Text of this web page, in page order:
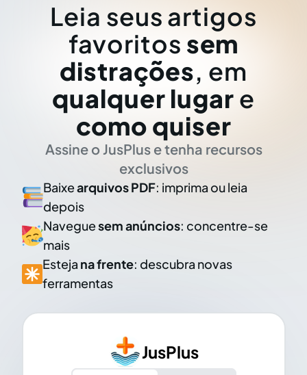
Leia seus artigos
favoritos sem
distrações, em
qualquer lugar e
como quiser
Assine o JusPlus e tenha recursos
exclusivos
Baixearquivos PDF: imprima ou leia
depois
Naveguesem anúncios: concentre-se
mais
Esteja na frente: descubra novas
ferramentas
JusPlus